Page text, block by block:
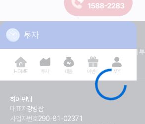
투자
HOME 투자 대출 이벤트 MY
온라인 연계
신용정보 활용체제
고객권리 안내문
하이펀딩
대표자강병삼
사업자번호290-81-02371